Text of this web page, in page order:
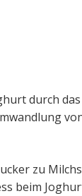
durch
zu
beim